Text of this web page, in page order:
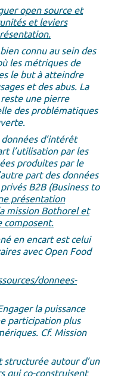
open source et
et leviers
connu au sein des
les métriques de
le but à atteindre
et des abus. La
une pierre
des problématiques
d’intérêt
l’utilisation par les
produites par le
part des données
B2B (Business to
présentation
mission Bothorel et
composent.
en encart est celui
avec Open Food
donnees-
la puissance
participation plus
Cf. Mission
autour d’un
qui co-construisent